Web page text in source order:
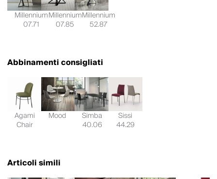
Millennium
07.71
Millennium
07.85
Millennium
52.87
Abbinamenti consigliati
Agami
Chair
Mood Simba
40.06
Sissi
44.29
Articoli simili